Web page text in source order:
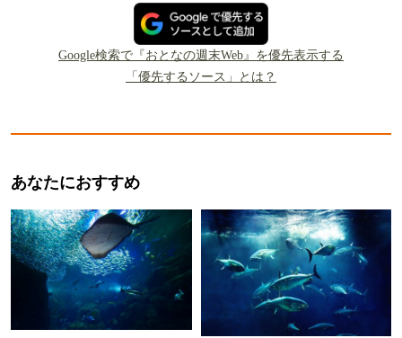
Google検索で『おとなの週末Web』を優先表示する
「優先するソース」とは？
あなたにおすすめ